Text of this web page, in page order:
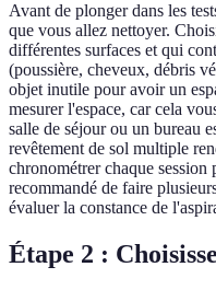
Avant de plonger dans les
que vous allez nettoyer.
différentes surfaces et qui
(poussière, cheveux, débris
objet inutile pour avoir un
mesurer l'espace, car cela
salle de séjour ou un bureau
revêtement de sol multiple
chronométrer chaque
recommandé de faire
évaluer la constance de
Étape 2 :